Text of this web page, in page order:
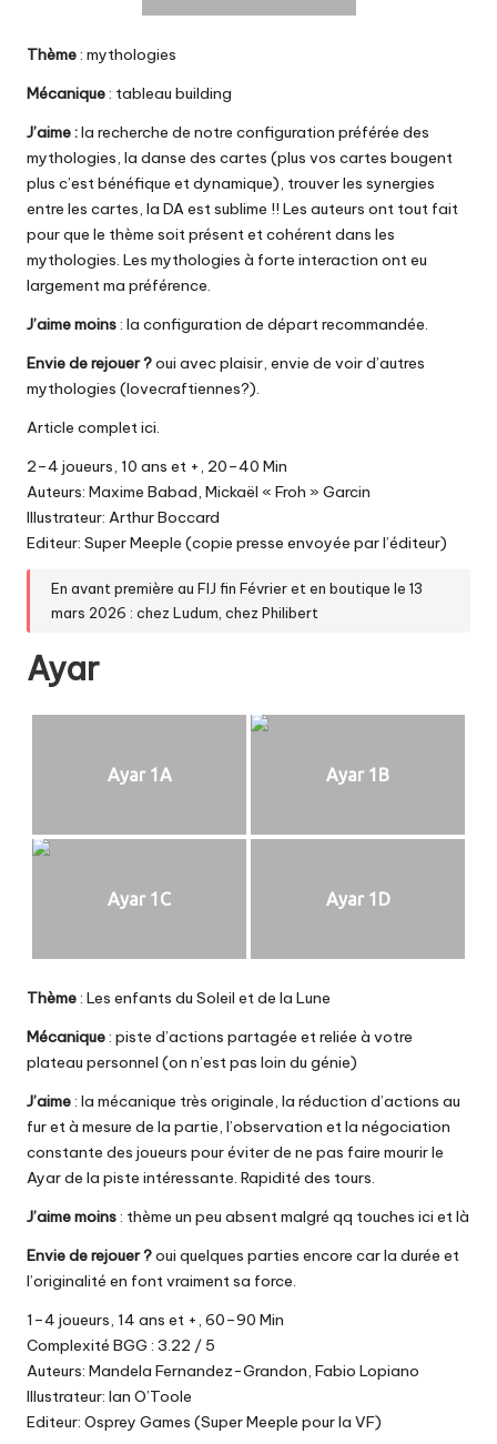
Thème: mythologies
Mécanique: tableau building
J’aime :la recherche de notre configuration préférée des
mythologies, la danse des cartes (plus vos cartes bougent
plus c’est bénéfique et dynamique), trouver les synergies
entre les cartes, la DA est sublime !! Les auteurs ont tout fait
pour que le thème soit présent et cohérent dans les
mythologies. Les mythologies à forte interaction ont eu
largement ma préférence.
J’aime moins: la configuration de départ recommandée.
Envie de rejouer ?oui avec plaisir, envie de voir d’autres
mythologies (lovecraftiennes?).
Article complet ici.
2–4 joueurs, 10 ans et +, 20–40 Min
Auteurs: Maxime Babad, Mickaël « Froh » Garcin
Illustrateur: Arthur Boccard
Editeur: Super Meeple (copie presse envoyée par l’éditeur)
En avant première au FIJ fin Février et en boutique le 13
mars 2026 : chezLudum, chezPhilibert
Ayar
Ayar 1A Ayar 1B
Ayar 1C Ayar 1D
Thème: Les enfants du Soleil et de la Lune
Mécanique: piste d’actions partagée et reliée à votre
plateau personnel (on n’est pas loin du génie)
J’aime: la mécanique très originale, la réduction d’actions au
fur et à mesure de la partie, l’observation et la négociation
constante des joueurs pour éviter de ne pas faire mourir le
Ayar de la piste intéressante. Rapidité des tours.
J’aime moins: thème un peu absent malgré qq touches ici et là
Envie de rejouer ?oui quelques parties encore car la durée et
l’originalité en font vraiment sa force.
1–4 joueurs, 14 ans et +, 60–90 Min
Complexité BGG : 3.22 / 5
Auteurs: Mandela Fernandez-Grandon, Fabio Lopiano
Illustrateur: Ian O’Toole
Editeur: Osprey Games (Super Meeple pour la VF)